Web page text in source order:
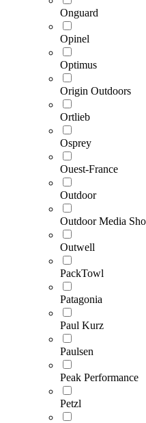
Onguard
Opinel
Optimus
Origin Outdoors
Ortlieb
Osprey
Ouest-France
Outdoor
Outdoor Media
Outwell
PackTowl
Patagonia
Paul Kurz
Paulsen
Peak Performance
Petzl